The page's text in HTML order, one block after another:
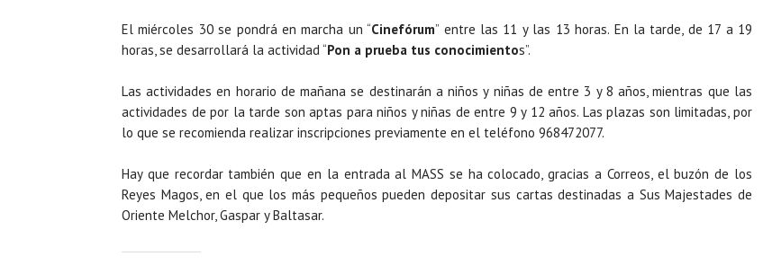
El miércoles 30 se pondrá en marcha un “Cinefórum” entre las 11 y las 13 horas. En la tarde, de 17 a 19
horas, se desarrollará la actividad “Pon a prueba tus conocimientos”.
Las actividades en horario de mañana se destinarán a niños y niñas de entre 3 y 8 años, mientras que las
actividades de por la tarde son aptas para niños y niñas de entre 9 y 12 años. Las plazas son limitadas, por
lo que se recomienda realizar inscripciones previamente en el teléfono 968472077.
Hay que recordar también que en la entrada al MASS se ha colocado, gracias a Correos, el buzón de los
Reyes Magos, en el que los más pequeños pueden depositar sus cartas destinadas a Sus Majestades de
Oriente Melchor, Gaspar y Baltasar.